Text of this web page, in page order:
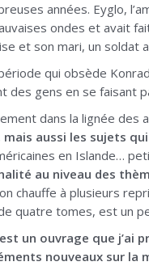
années. Eyglo,
ondes et avait
et son mari, un soldat
qui obsède
des gens en se faisant
dans la lignée des
aussi les sujets
en Islande…
au niveau des
chauffe à plusieurs
quatre tomes, est un
un ouvrage que
nouveaux sur